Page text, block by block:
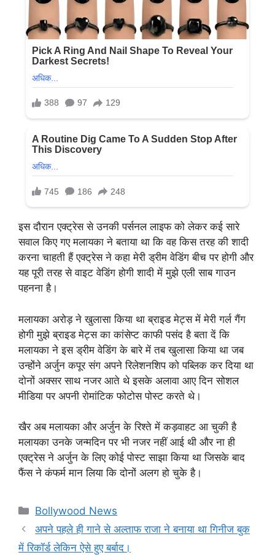
इस दौरान एक्ट्रेस से उनकी पर्सनल लाइफ को लेकर कई सारे
सवाल किए गए मलायका ने बताया था कि वह किस तरह की शादी
करना चाहती हैं एक्ट्रेस ने कहा मेरी ड्रीम वेडिंग बीच पर होगी और
यह पूरी तरह से वाइट वेडिंग होगी शादी में मुझे एली साब गाउन
पहनना है।
मलायका अरोड़ ने खुलासा किया था ब्राइड मेट्स में मेरी गर्ल गैंग
होगी मुझे ब्राइड मेट्स का कांसेप्ट काफी पसंद है बता दें कि
मलायका ने इस ड्रीम वेडिंग के बारे में तब खुलासा किया था जब
उन्होंने अर्जुन कपूर संग अपने रिलेशनशिप को पब्लिक कर दिया था
दोनों अक्सर साथ नजर आते थे इसके अलावा आए दिन सोशल
मीडिया पर अपनी रोमांटिक फोटोस पोस्ट करते थे।
खैर अब मलायका और अर्जुन के रिश्ते में कड़वाहट आ चुकी है
मलायका उनके जन्मदिन पर भी नजर नहीं आई थी और ना ही
एक्ट्रेस ने अर्जुन के लिए कोई पोस्ट साझा किया था जिसके बाद
फैंस ने कंफर्म मान लिया कि दोनों अलग हो चुके है।
Categories
Bollywood News
अपने पहले ही गाने से अल्ताफ राजा ने बनाया था गिनीज बुक
में रिकॉर्ड लेकिन ऐसे हुए बर्बाद।